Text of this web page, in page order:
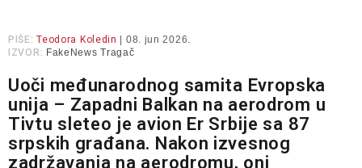
PIŠE: Teodora Koledin
| 08. jun 2026.
IZVOR: FakeNews Tragač
Uoči međunarodnog samita Evropska
unija – Zapadni Balkan na aerodrom u
Tivtu sleteo je avion Er Srbije sa 87
srpskih građana. Nakon izvesnog
zadržavanja na aerodromu, oni